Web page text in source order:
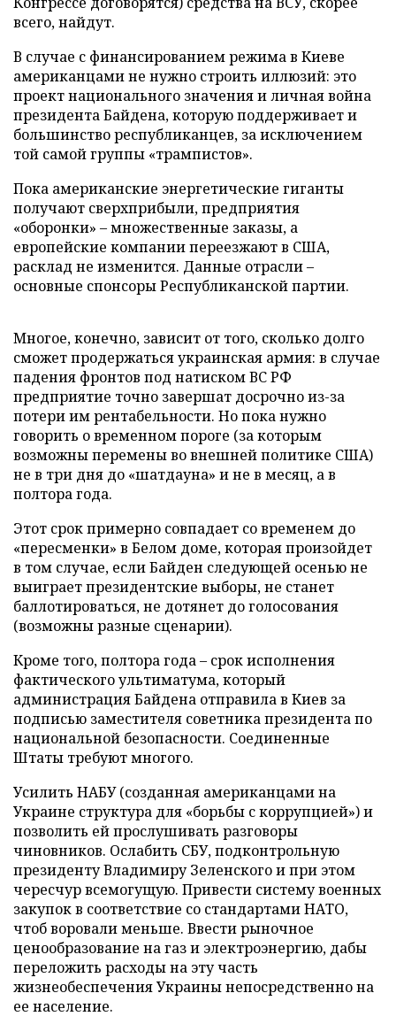
всего, найдут.
В случае с финансированием режима в Киеве
американцами не нужно строить иллюзий: это
проект национального значения и личная война
президента Байдена, которую поддерживает и
большинство республиканцев, за исключением
той самой группы «трампистов».
Пока американские энергетические гиганты
получают сверхприбыли, предприятия
«оборонки» – множественные заказы, а
европейские компании переезжают в США,
расклад не изменится. Данные отрасли –
основные спонсоры Республиканской партии.
Многое, конечно, зависит от того, сколько долго
сможет продержаться украинская армия: в случае
падения фронтов под натиском ВС РФ
предприятие точно завершат досрочно из-за
потери им рентабельности. Но пока нужно
говорить о временном пороге (за которым
возможны перемены во внешней политике США)
не в три дня до «шатдауна» и не в месяц, а в
полтора года.
Этот срок примерно совпадает со временем до
«пересменки» в Белом доме, которая произойдет
в том случае, если Байден следующей осенью не
выиграет президентские выборы, не станет
баллотироваться, не дотянет до голосования
(возможны разные сценарии).
Кроме того, полтора года – срок исполнения
фактического ультиматума, который
администрация Байдена отправила в Киев за
подписью заместителя советника президента по
национальной безопасности. Соединенные
Штаты требуют многого.
Усилить НАБУ (созданная американцами на
Украине структура для «борьбы с коррупцией») и
позволить ей прослушивать разговоры
чиновников. Ослабить СБУ, подконтрольную
президенту Владимиру Зеленского и при этом
чересчур всемогущую. Привести систему военных
закупок в соответствие со стандартами НАТО,
чтоб воровали меньше. Ввести рыночное
ценообразование на газ и электроэнергию, дабы
переложить расходы на эту часть
жизнеобеспечения Украины непосредственно на
ее население.